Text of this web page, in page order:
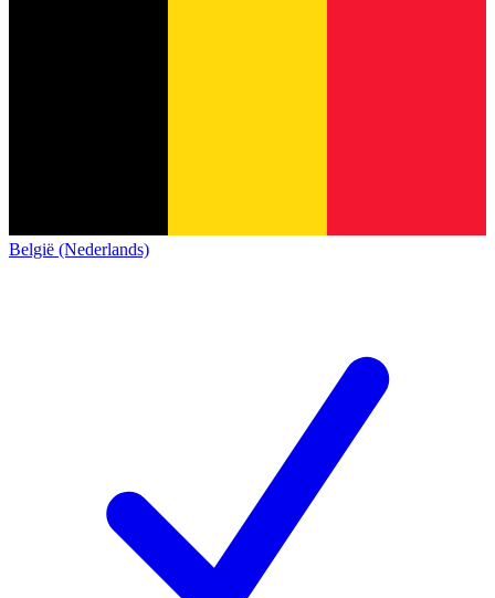
België (Nederlands)